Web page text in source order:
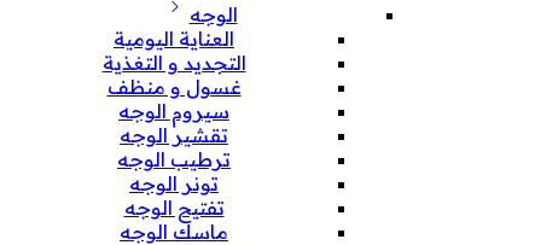
الوجه
العناية اليومية
التجديد و التغذية
غسول و منظف
سيروم الوجه
تقشير الوجه
ترطيب الوجه
تونر الوجه
تفتيح الوجه
ماسك الوجه